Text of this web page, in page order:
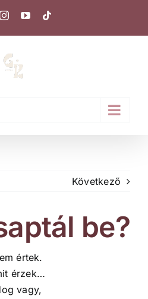
InstagramYouTube
Következő
be?
értek.
érzek…
vagy,